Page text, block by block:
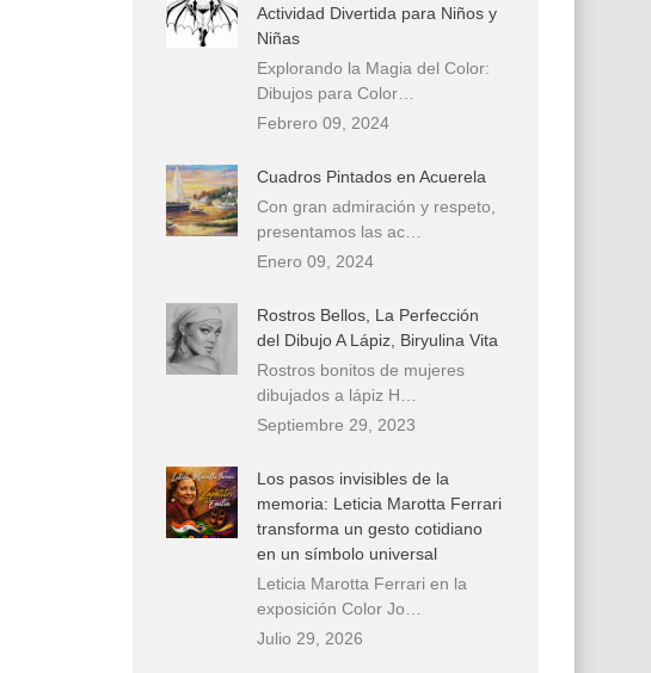
Actividad Divertida para Niños y
Niñas
Explorando la Magia del Color:
Dibujos para Color…
Febrero 09, 2024
Cuadros Pintados en Acuerela
Con gran admiración y respeto,
presentamos las ac…
Enero 09, 2024
Rostros Bellos, La Perfección
del Dibujo A Lápiz, Biryulina Vita
Rostros bonitos de mujeres
dibujados a lápiz H…
Septiembre 29, 2023
Los pasos invisibles de la
memoria: Leticia Marotta Ferrari
transforma un gesto cotidiano
en un símbolo universal
Leticia Marotta Ferrari en la
exposición Color Jo…
Julio 29, 2026